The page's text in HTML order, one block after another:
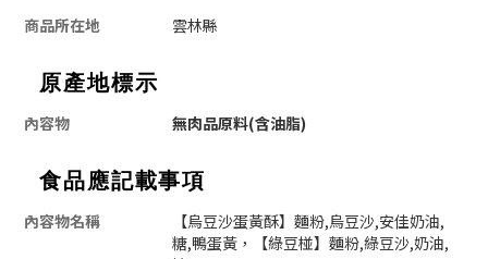
商品所在地 雲林縣
原產地標示
內容物 無肉品原料(含油脂)
食品應記載事項
內容物名稱
【烏豆沙蛋黃酥】麵粉,烏豆沙,安佳奶油,
糖,鴨蛋黃，【綠豆椪】麵粉,綠豆沙,奶油,